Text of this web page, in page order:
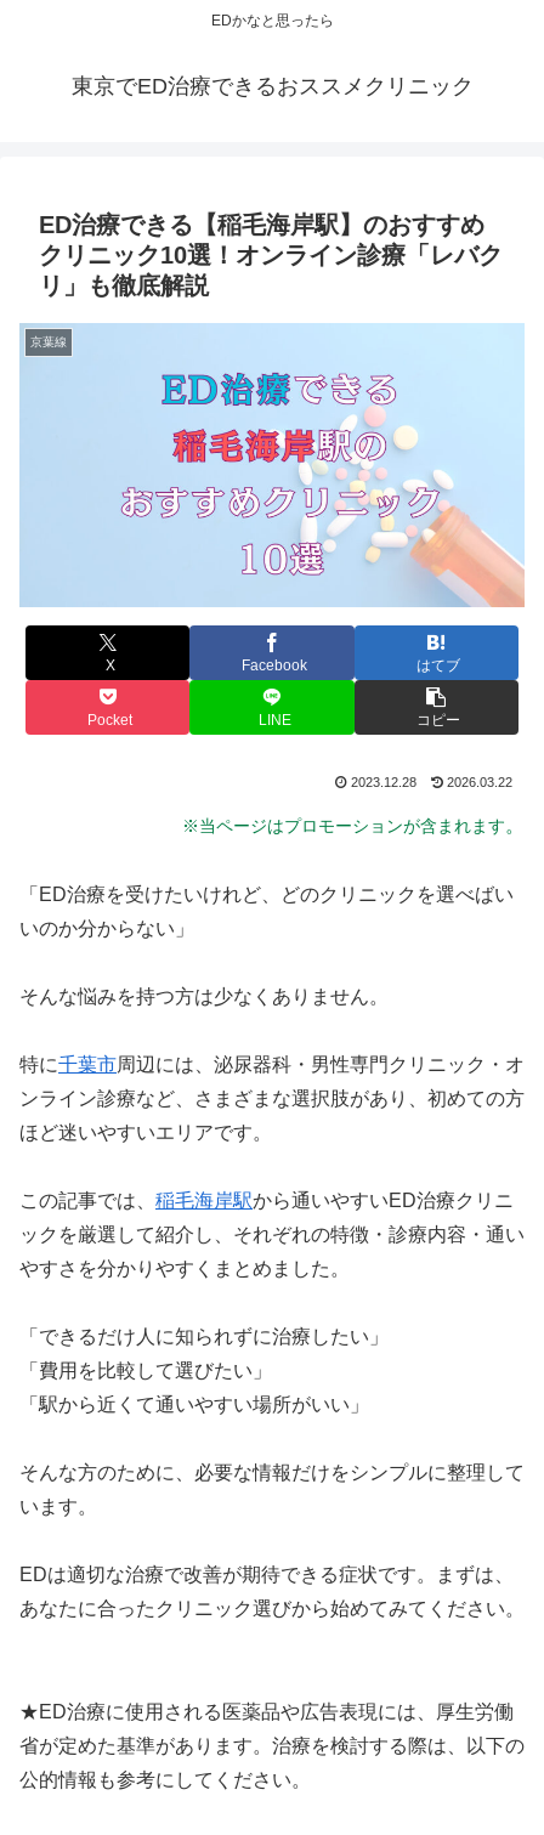
EDかなと思ったら
東京でED治療できるおススメクリニック
ED治療できる【稲毛海岸駅】のおすすめ
クリニック10選！オンライン診療「レバク
リ」も徹底解説
京葉線
X Facebook はてブ
Pocket LINE コピー
2023.12.28 2026.03.22
※当ページはプロモーションが含まれます。
「ED治療を受けたいけれど、どのクリニックを選べばい
いのか分からない」
そんな悩みを持つ方は少なくありません。
特に千葉市周辺には、泌尿器科・男性専門クリニック・オ
ンライン診療など、さまざまな選択肢があり、初めての方
ほど迷いやすいエリアです。
この記事では、 稲毛海岸駅から通いやすいED治療クリニ
ックを厳選して紹介し、それぞれの特徴・診療内容・通い
やすさを分かりやすくまとめました。
「できるだけ人に知られずに治療したい」
「費用を比較して選びたい」
「駅から近くて通いやすい場所がいい」
そんな方のために、必要な情報だけをシンプルに整理して
います。
EDは適切な治療で改善が期待できる症状です。まずは、
あなたに合ったクリニック選びから始めてみてください。
★ED治療に使用される医薬品や広告表現には、厚生労働
省が定めた基準があります。治療を検討する際は、以下の
公的情報も参考にしてください。